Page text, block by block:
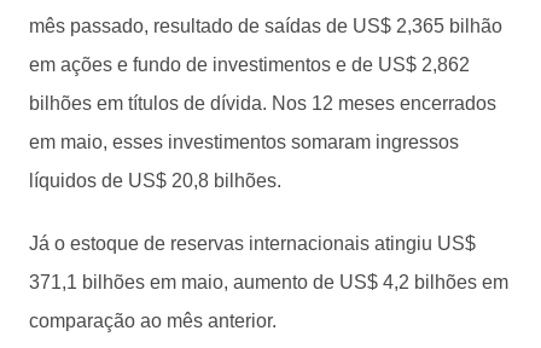
mês passado, resultado de saídas de US$ 2,365 bilhão
em ações e fundo de investimentos e de US$ 2,862
bilhões em títulos de dívida. Nos 12 meses encerrados
em maio, esses investimentos somaram ingressos
líquidos de US$ 20,8 bilhões.
Já o estoque de reservas internacionais atingiu US$
371,1 bilhões em maio, aumento de US$ 4,2 bilhões em
comparação ao mês anterior.